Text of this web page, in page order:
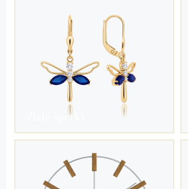
Zlaté šperky